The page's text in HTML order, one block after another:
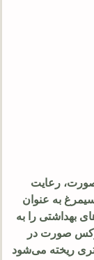
صورت، رعایت
به عنوان
بهداشتی را به
وکس صورت در
ریخته می‌شود